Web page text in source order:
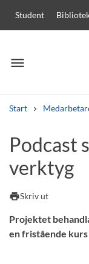
Student
menu
Meny
Start
Andra
Kurser och
Lediga jobb
Podcast
verktyg
printSkriv ut
Projektet
en fristående kurs